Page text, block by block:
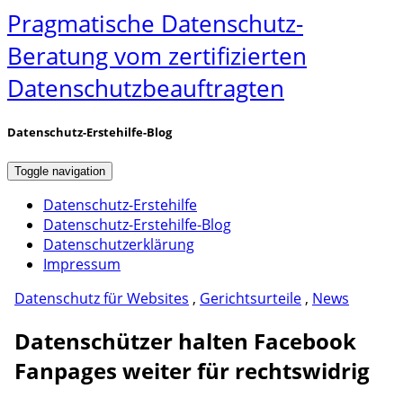
Pragmatische Datenschutz-
Beratung vom zertifizierten
Datenschutzbeauftragten
Datenschutz-Erstehilfe-Blog
Toggle navigation
Datenschutz-Erstehilfe
Datenschutz-Erstehilfe-Blog
Datenschutzerklärung
Impressum
Datenschutz für Websites , Gerichtsurteile , News
Datenschützer halten Facebook
Fanpages weiter für rechtswidrig